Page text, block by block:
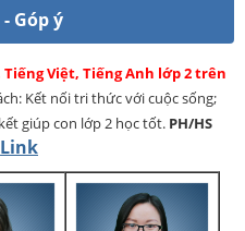
Góp ý
Việt, Tiếng Anh lớp 2 trên
Kết nối tri thức với cuộc sống;
giúp con lớp 2 học tốt. PH/HS
Link